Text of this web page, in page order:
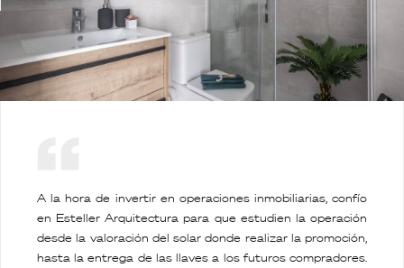
A la hora de invertir en operaciones inmobiliarias, confío
en Esteller Arquitectura para que estudien la operación
desde la valoración del solar donde realizar la promoción,
hasta la entrega de las llaves a los futuros compradores.